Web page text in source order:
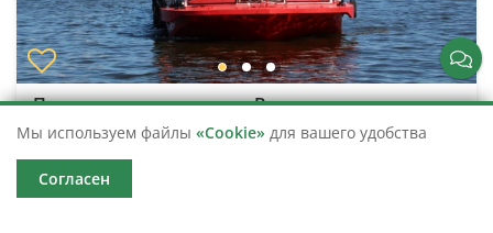
Прогулка на теплоходе «Вдохновение
столицей»
теплоходе
Казань
Мы используем файлы «Cookie» для вашего удобства
Согласен